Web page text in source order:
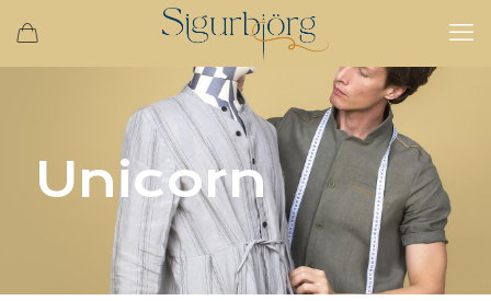
Unicorn